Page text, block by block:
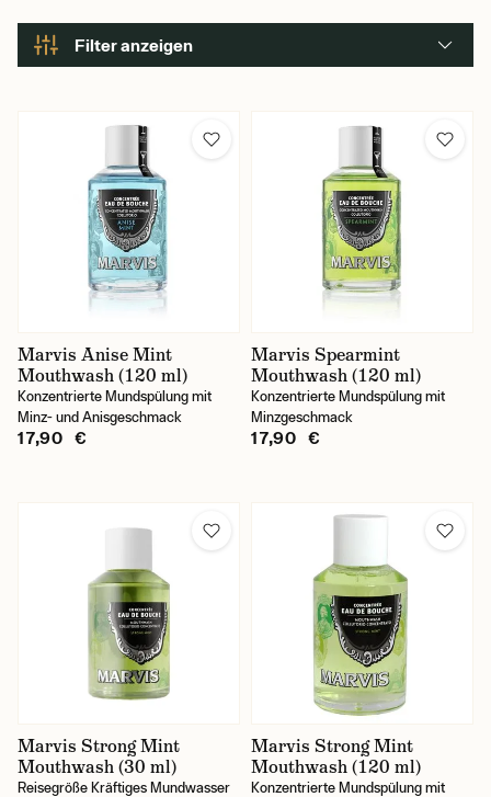
Filter anzeigen
Marvis Anise Mint
Mouthwash (120 ml)
Konzentrierte Mundspülung mit
Minz- und Anisgeschmack
17,90 €
Marvis Spearmint
Mouthwash (120 ml)
Konzentrierte Mundspülung mit
Minzgeschmack
17,90 €
Marvis Strong Mint
Mouthwash (30 ml)
Reisegröße Kräftiges Mundwasser
Marvis Strong Mint
Mouthwash (120 ml)
Konzentrierte Mundspülung mit